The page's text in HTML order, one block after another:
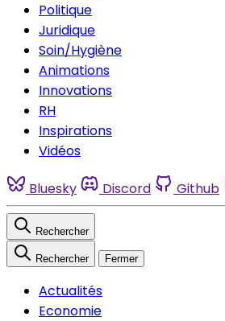
Politique
Juridique
Soin/Hygiène
Animations
Innovations
RH
Inspirations
Vidéos
Bluesky Discord Github
Rechercher
Rechercher Fermer
Actualités
Economie